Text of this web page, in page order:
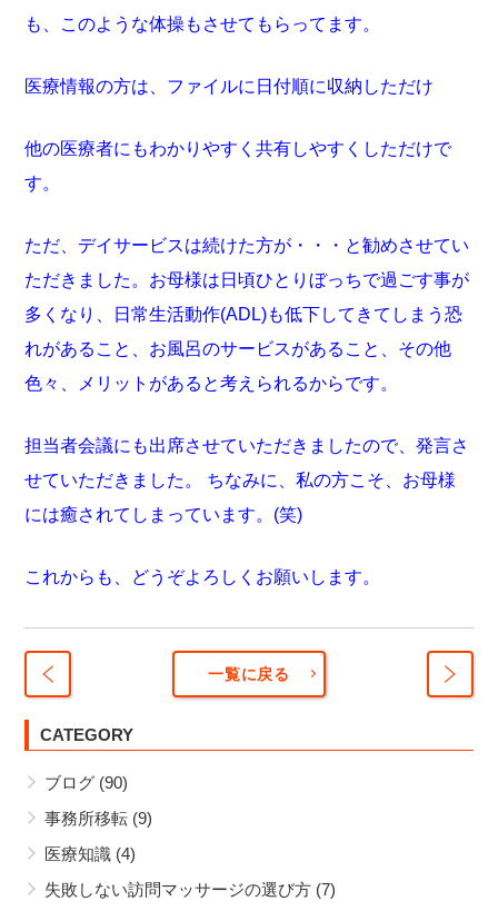
も、このような体操もさせてもらってます。
医療情報の方は、ファイルに日付順に収納しただけ
他の医療者にもわかりやすく共有しやすくしただけで
す。
ただ、デイサービスは続けた方が・・・と勧めさせてい
ただきました。お母様は日頃ひとりぼっちで過ごす事が
多くなり、日常生活動作(ADL)も低下してきてしまう恐
れがあること、お風呂のサービスがあること、その他
色々、メリットがあると考えられるからです。
担当者会議にも出席させていただきましたので、発言さ
せていただきました。
ちなみに、私の方こそ、お母様
には癒されてしまっています。(笑)
これからも、どうぞよろしくお願いします。
様
の
声
の総
合メ
一覧に戻る
CATEGORY
ブログ (90)
事務所移転 (9)
医療知識 (4)
失敗しない訪問マッサージの選び方 (7)